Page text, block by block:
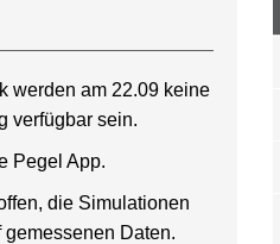
werden am 22.09 keine
verfügbar sein.
Pegel App.
die Simulationen
Daten.